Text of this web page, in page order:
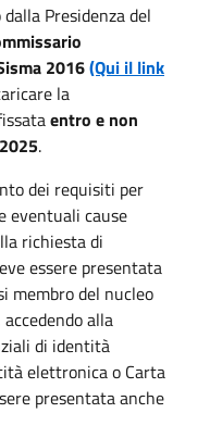
Presidenza del
2016(Qui il link
la
entro e non
.
dei requisiti per
eventuali cause
richiesta di
essere presentata
membro del nucleo
alla
di identità
elettronica o Carta
presentata anche